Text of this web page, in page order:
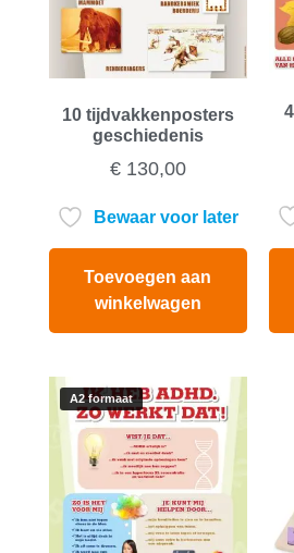
10 tijdvakkenposters
geschiedenis
€130,00
Bewaar voor later
Toevoegen aan
winkelwagen
A2 formaat